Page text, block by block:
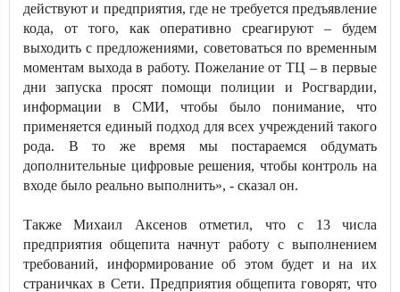
действуют и предприятия, где не требуется предъявление
кода, от того, как оперативно среагируют – будем
выходить с предложениями, советоваться по временным
моментам выхода в работу. Пожелание от ТЦ – в первые
дни запуска просят помощи полиции и Росгвардии,
информации в СМИ, чтобы было понимание, что
применяется единый подход для всех учреждений такого
рода. В то же время мы постараемся обдумать
дополнительные цифровые решения, чтобы контроль на
входе было реально выполнить», - сказал он.
Также Михаил Аксенов отметил, что с 13 числа
предприятия общепита начнут работу с выполнением
требований, информирование об этом будет и на их
страничках в Сети. Предприятия общепита говорят, что